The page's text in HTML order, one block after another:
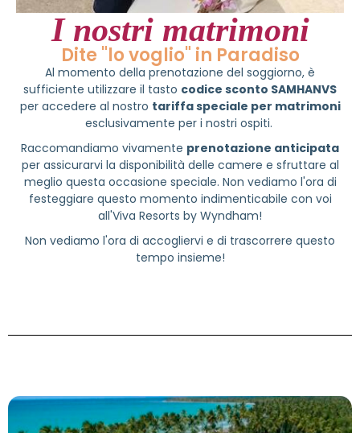
I nostri matrimoni
Dite "lo voglio" in Paradiso
Al momento della prenotazione del soggiorno, è
sufficiente utilizzare il tasto codice sconto SAMHANVS
per accedere al nostro tariffa speciale per matrimoni
esclusivamente per i nostri ospiti.
Raccomandiamo vivamente prenotazione anticipata
per assicurarvi la disponibilità delle camere e sfruttare al
meglio questa occasione speciale. Non vediamo l'ora di
festeggiare questo momento indimenticabile con voi
all'Viva Resorts by Wyndham!
Non vediamo l'ora di accogliervi e di trascorrere questo
tempo insieme!